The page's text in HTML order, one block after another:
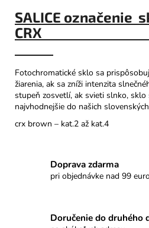
SALICE označenie
Fotochromatické sklo sa
žiarenia, ak sa zníži intenzita
stupeň zosvetlí, ak svieti slnko,
najvhodnejšie do našich
crx brown – kat.2 až kat.4
Doprava zdarma
pri objednávke nad 99
Doručenie do druhého